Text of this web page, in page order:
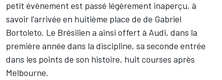
petit évènement est passé légèrement inaperçu, à
savoir l'arrivée en huitième place de de Gabriel
Bortoleto. Le Brésilien a ainsi offert à Audi, dans la
première année dans la discipline, sa seconde entrée
dans les points de son histoire, huit courses après
Melbourne.